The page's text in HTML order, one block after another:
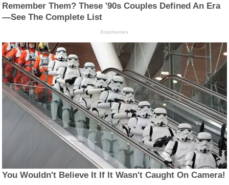
Remember Them? These '90s Couples Defined An Era
—See The Complete List
Brainberries
You Wouldn't Believe It If It Wasn't Caught On Camera!